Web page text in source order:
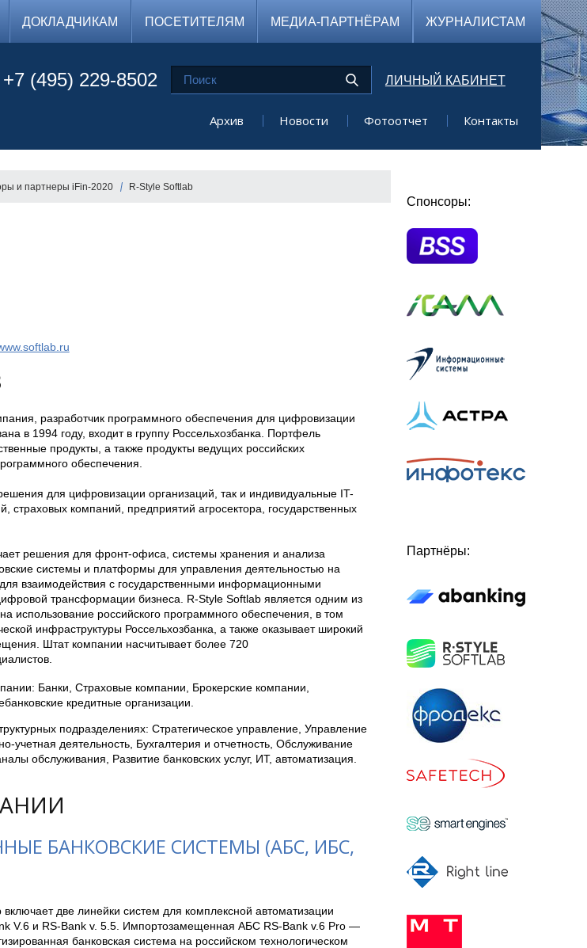
ДОКЛАДЧИКАМ ПОСЕТИТЕЛЯМ МЕДИА-ПАРТНЁРАМ ЖУРНАЛИСТАМ
+7 (495) 229-8502 ЛИЧНЫЙ КАБИНЕТ
Архив Новости Фотоотчет Контакты
и партнеры iFin-2020 R-Style Softlab
разработчик программного обеспечения для цифровизации
в 1994 году, входит в группу Россельхозбанка. Портфель
продукты, а также продукты ведущих российских
обеспечения.
для цифровизации организаций, так и индивидуальные IT-
страховых компаний, предприятий агросектора, государственных
решения для фронт-офиса, системы хранения и анализа
системы и платформы для управления деятельностью на
взаимодействия с государственными информационными
трансформации бизнеса. R-Style Softlab является одним из
использование российского программного обеспечения, в том
инфраструктуры Россельхозбанка, а также оказывает широкий
Штат компании насчитывает более 720
Банки, Страховые компании, Брокерские компании,
кредитные организации.
подразделениях: Стратегическое управление, Управление
деятельность, Бухгалтерия и отчетность, Обслуживание
обслуживания, Развитие банковских услуг, ИТ, автоматизация.
БАНКОВСКИЕ СИСТЕМЫ (АБС, ИБС,
две линейки систем для комплексной автоматизации
V.6 и RS-Bank v. 5.5. Импортозамещенная АБС RS-Bank v.6 Pro —
банковская система на российском технологическом
Спонсоры:
Партнёры: